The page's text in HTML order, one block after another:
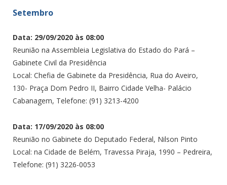
Setembro
Data: 29/09/2020 às 08:00
Reunião na Assembleia Legislativa do Estado do Pará –
Gabinete Civil da Presidência
Local: Chefia de Gabinete da Presidência, Rua do Aveiro,
130- Praça Dom Pedro II, Bairro Cidade Velha- Palácio
Cabanagem, Telefone: (91) 3213-4200
Data: 17/09/2020 às 08:00
Reunião no Gabinete do Deputado Federal, Nilson Pinto
Local: na Cidade de Belém, Travessa Piraja, 1990 – Pedreira,
Telefone: (91) 3226-0053